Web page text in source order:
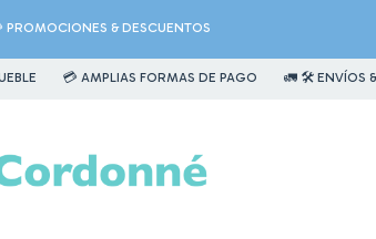
PROMOCIONES & DESCUENTOS
💳 AMPLIAS FORMAS DE PAGO 🚛 🛠️ ENVÍOS & ARMADO